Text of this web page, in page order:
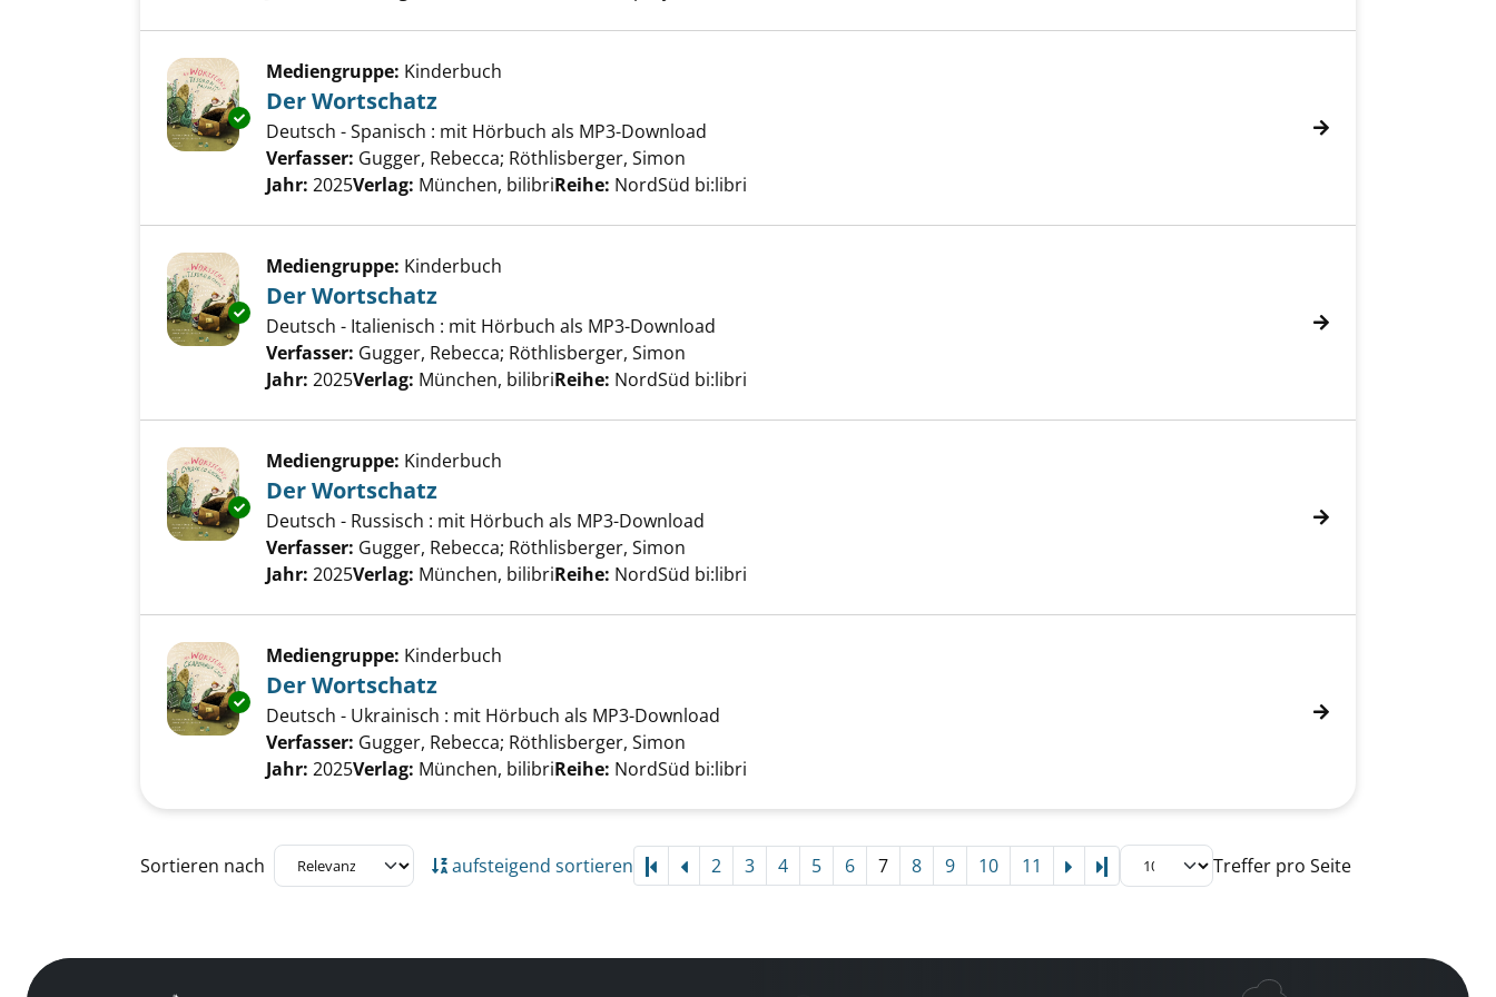
Exemplar-Details von Der Wortschatz anzeigen
Mediengruppe: Kinderbuch
Der Wortschatz
Deutsch - Spanisch : mit Hörbuch als MP3-Download
Verfasser: Gugger, Rebecca; Röthlisberger, Simon
Jahr: 2025Verlag: München, bilibriReihe: NordSüd bi:libri
Exemplar-Details von Der Wortschatz anzeigen
Mediengruppe: Kinderbuch
Der Wortschatz
Deutsch - Italienisch : mit Hörbuch als MP3-Download
Verfasser: Gugger, Rebecca; Röthlisberger, Simon
Jahr: 2025Verlag: München, bilibriReihe: NordSüd bi:libri
Exemplar-Details von Der Wortschatz anzeigen
Mediengruppe: Kinderbuch
Der Wortschatz
Deutsch - Russisch : mit Hörbuch als MP3-Download
Verfasser: Gugger, Rebecca; Röthlisberger, Simon
Jahr: 2025Verlag: München, bilibriReihe: NordSüd bi:libri
Exemplar-Details von Der Wortschatz anzeigen
Mediengruppe: Kinderbuch
Der Wortschatz
Deutsch - Ukrainisch : mit Hörbuch als MP3-Download
Verfasser: Gugger, Rebecca; Röthlisberger, Simon
Jahr: 2025Verlag: München, bilibriReihe: NordSüd bi:libri
Zu den Suchfiltern springen
Sortieren nach aufsteigend sortieren 2 3 4 5 6 7 8 9 10 11 Letzte Seite Treffer pro Seite